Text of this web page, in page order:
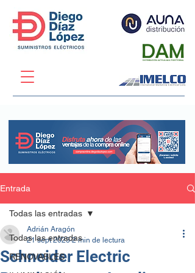
Entrada
Todas las entradas
RENOVABLES
Todas las entradas
Schneider Electric
Adrián Aragón
21 sept 2023 2 min de lectura